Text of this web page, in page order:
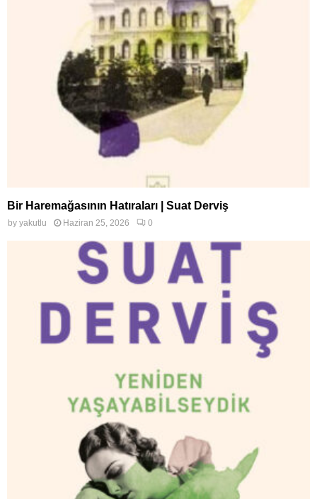
Bir Haremağasının Hatıraları | Suat Derviş
by yakutlu Haziran 25, 2026 0